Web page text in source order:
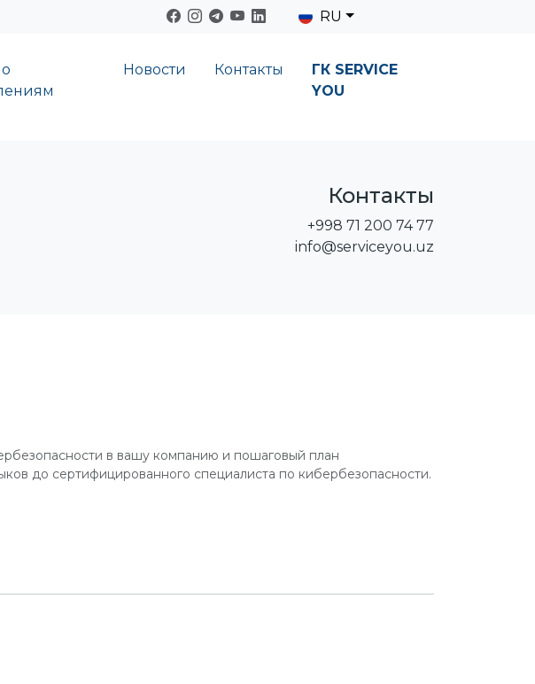
RU
Новости Контакты
ГК SERVICE
YOU
Контакты
+998 71 200 74 77
info@serviceyou.uz
в вашу компанию и пошаговый план
до сертифицированного специалиста по кибербезопасности.